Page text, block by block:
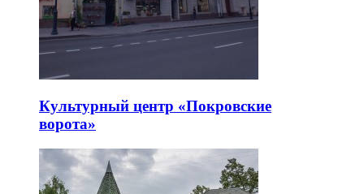
Культурный центр «Покровские
ворота»